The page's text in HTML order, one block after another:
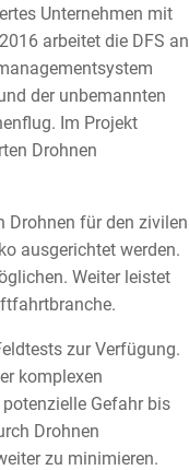
Unternehmen mit
arbeitet die DFS an
der unbemannten
Im Projekt
Drohnen
Drohnen für den zivilen
ausgerichtet werden.
Weiter leistet
zur Verfügung.
komplexen
Gefahr bis
Drohnen
zu minimieren.